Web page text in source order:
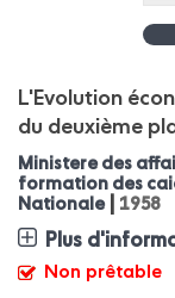
L'Evolution
du deuxième
Ministere des
formation des
Nationale| 1958
Plus
Non prêtable